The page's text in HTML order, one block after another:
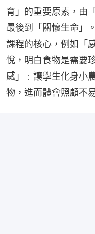
育」的重要原素，由
最後到「關懷生命」
課程的核心，例如「
悅，明白食物是需要
感」﹕讓學生化身小
物，進而體會照顧不